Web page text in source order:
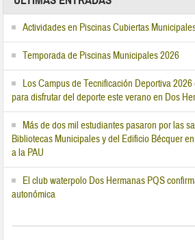
Actividades en Piscinas Cubiertas
Temporada de Piscinas Municipales 2026
Los Campus de Tecnificación Deportiva
para disfrutar del deporte este verano en Dos
Más de dos mil estudiantes pasaron por las
Bibliotecas Municipales y del Edificio Bécquer
a la PAU
El club waterpolo Dos Hermanas PQS
autonómica